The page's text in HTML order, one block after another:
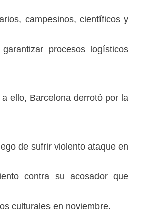
campesinos, científicos y
procesos logísticos
ello, Barcelona derrotó por la
de sufrir violento ataque en
contra su acosador que
culturales en noviembre.